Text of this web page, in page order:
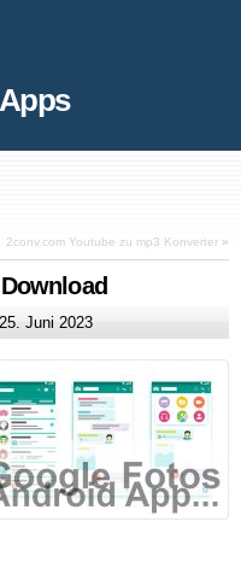
2conv.com Youtube zu mp3 Konverter »
25. Juni 2023